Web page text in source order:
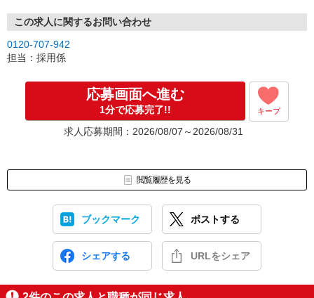
▼Step2 全国にあるお仕事の中から、あなたにピッタリのお仕事を
ご案内
▼Step3 就業前に職場見学で気になる事はしっかりチェック！
応募⇒最短で2日後からの勤務も可能です！
この求人に関するお問い合わせ
0120-707-942
担当：採用係
応募画面へ進む
1分で応募完了!! キープ
求人応募期間：2026/08/07～2026/08/31
閲覧履歴を見る
ブックマーク ポストする
シェアする URLをシェア